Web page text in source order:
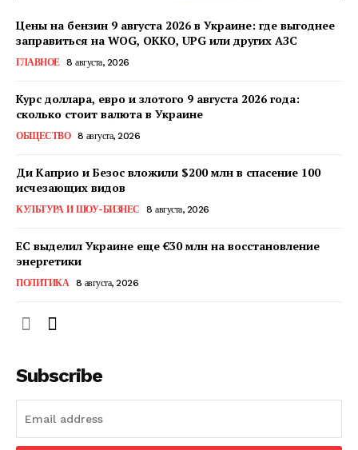
КавПолит
Цены на бензин 9 августа 2026 в Украине: где выгоднее
заправиться на WOG, OKKO, UPG или других АЗС
ГЛАВНОЕ 8 августа, 2026
Курс доллара, евро и злотого 9 августа 2026 года:
сколько стоит валюта в Украине
ОБЩЕСТВО 8 августа, 2026
Ди Каприо и Безос вложили $200 млн в спасение 100
исчезающих видов
КУЛЬТУРА И ШОУ-БИЗНЕС 8 августа, 2026
ЕС выделил Украине еще €30 млн на восстановление
энергетики
ПОЛИТИКА 8 августа, 2026
Subscribe